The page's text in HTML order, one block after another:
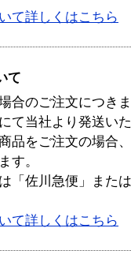
て詳しくはこちら
て
合のご注文につき
て当社より発送い
品をご注文の場合
す。
「佐川急便」また
て詳しくはこちら